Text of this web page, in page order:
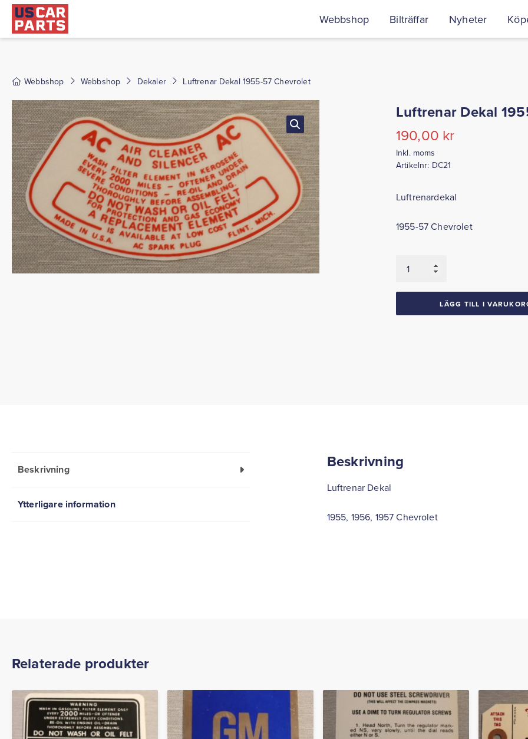
Webbshop Bilträffar Nyheter
Webbshop Webbshop Dekaler Luftrenar Dekal 1955-57 Chevrolet
Luftrenar Dekal
190,00 kr
Inkl. moms
Artikelnr: DC21
Luftrenardekal
1955-57 Chevrolet
Dekal
LÄGG TILL I
Beskrivning
Ytterligare information
Beskrivning
Luftrenar Dekal
1955, 1956, 1957 Chevrolet
Relaterade produkter